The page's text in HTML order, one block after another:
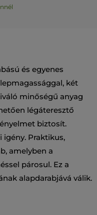
és egyenes
két
minőségű anyag
légáteresztő
biztosít.
igény. Praktikus,
amelyben a
párosul. Ez a
alapdarabjává válik.